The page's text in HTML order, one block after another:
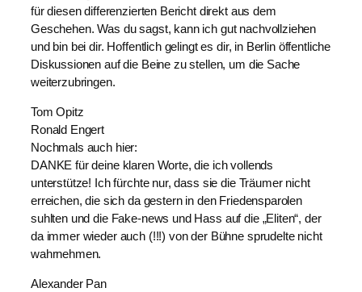
für diesen differenzierten Bericht direkt aus dem
Geschehen. Was du sagst, kann ich gut nachvollziehen
und bin bei dir. Hoffentlich gelingt es dir, in Berlin öffentliche
Diskussionen auf die Beine zu stellen, um die Sache
weiterzubringen.
Tom Opitz
Ronald Engert
Nochmals auch hier:
DANKE für deine klaren Worte, die ich vollends
unterstütze! Ich fürchte nur, dass sie die Träumer nicht
erreichen, die sich da gestern in den Friedensparolen
suhlten und die Fake-news und Hass auf die „Eliten“, der
da immer wieder auch (!!!) von der Bühne sprudelte nicht
wahrnehmen.
Alexander Pan